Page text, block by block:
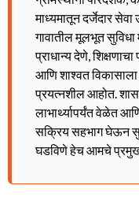
माध्यमातून दर्जेदार
गावातील मूलभूत
प्राधान्य देणे,
आणि शाश्वत
प्रयत्नशील आहोत.
लाभार्थ्यापर्यंत वेळेत
सक्रिय सहभाग घेऊन
घडविणे हेच आमचे प्रमुख